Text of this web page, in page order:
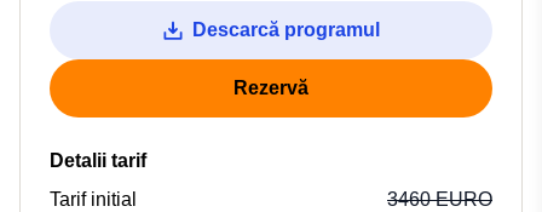
Descarcă programul
Rezervă
Detalii tarif
Tarif initial
3460 EURO